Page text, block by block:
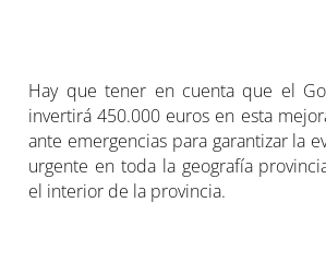
Hay que tener en cuenta que el
invertirá 450.000 euros en esta
ante emergencias para garantizar la
urgente en toda la geografía
el interior de la provincia.